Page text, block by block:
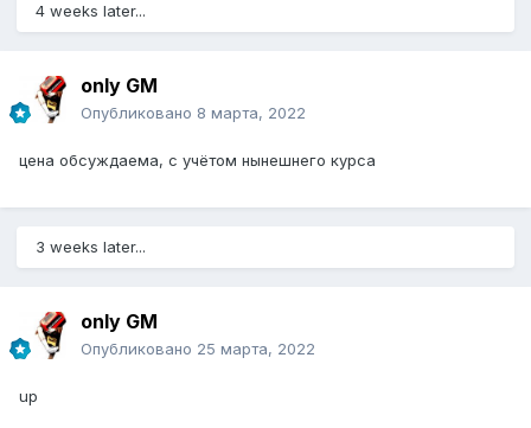
4 weeks later...
only GM
Опубликовано 8 марта, 2022
цена обсуждаема, с учётом нынешнего курса
3 weeks later...
only GM
Опубликовано 25 марта, 2022
up